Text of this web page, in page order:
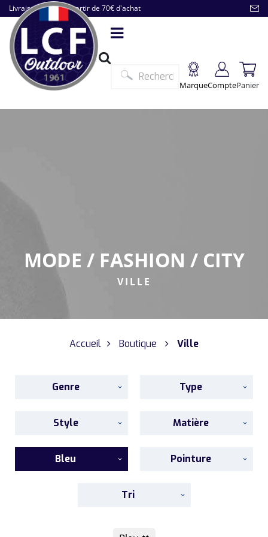
Livraison offerte à partir de 70€ d'achat
MarqueComptePanier
MODE / FASHION / CITY
VILLE
Accueil Boutique Ville
Genre Type
Style Matière
Bleu Pointure
Tri